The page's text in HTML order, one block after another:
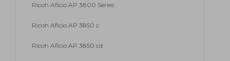
Ricoh Aficio AP 3800 Series
Ricoh Aficio AP 3850 c
Ricoh Aficio AP 3850 cd